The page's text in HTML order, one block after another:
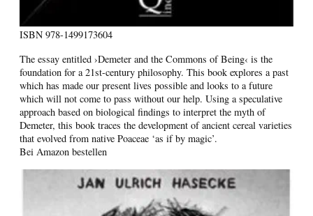
ISBN 978-1499173604
The essay entitled ›Demeter and the Commons of Being‹ is the
foundation for a 21st-century philosophy. This book explores a past
which has made our present lives possible and looks to a future
which will not come to pass without our help. Using a speculative
approach based on biological findings to interpret the myth of
Demeter, this book traces the development of ancient cereal varieties
that evolved from native Poaceae ‘as if by magic’.
Bei Amazon bestellen